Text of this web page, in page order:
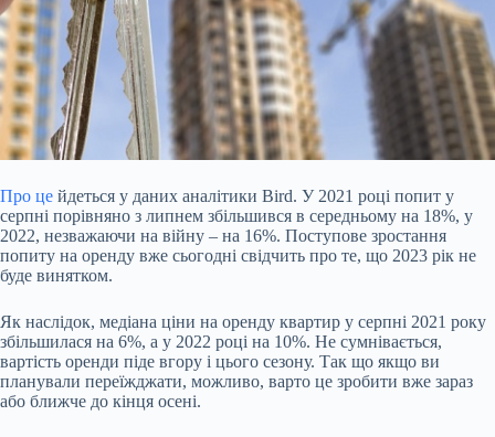
Про це йдеться у даних аналітики Bird. У 2021 році попит у
серпні порівняно з липнем збільшився в середньому на 18%, у
2022, незважаючи на війну – на 16%. Поступове зростання
попиту на оренду вже сьогодні свідчить про те, що 2023 рік не
буде винятком.
Як наслідок, медіана ціни на оренду квартир у серпні 2021 року
збільшилася на 6%, а у 2022 році на 10%. Не сумнівається,
вартість оренди піде вгору і цього сезону. Так що якщо ви
планували переїжджати, можливо, варто це зробити вже зараз
або ближче до кінця осені.